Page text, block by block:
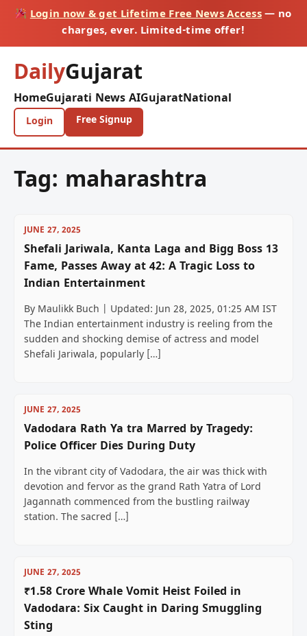
Login now & get Lifetime Free News Access — no
charges, ever. Limited-time offer!
DailyGujarat
HomeGujarati News AIGujaratNational
Login Free Signup
Tag: maharashtra
JUNE 27, 2025
Shefali Jariwala, Kanta Laga and Bigg Boss 13
Fame, Passes Away at 42: A Tragic Loss to
Indian Entertainment
By Maulikk Buch | Updated: Jun 28, 2025, 01:25 AM IST
The Indian entertainment industry is reeling from the
sudden and shocking demise of actress and model
Shefali Jariwala, popularly […]
JUNE 27, 2025
Vadodara Rath Ya tra Marred by Tragedy:
Police Officer Dies During Duty
In the vibrant city of Vadodara, the air was thick with
devotion and fervor as the grand Rath Yatra of Lord
Jagannath commenced from the bustling railway
station. The sacred […]
JUNE 27, 2025
₹1.58 Crore Whale Vomit Heist Foiled in
Vadodara: Six Caught in Daring Smuggling
Sting